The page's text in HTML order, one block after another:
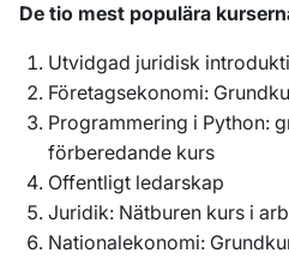
De tio mest populära
Utvidgad juridisk
Företagsekonomi:
Programmering i Python:
förberedande kurs
Offentligt ledarskap
Juridik: Nätburen kurs i
Nationalekonomi: